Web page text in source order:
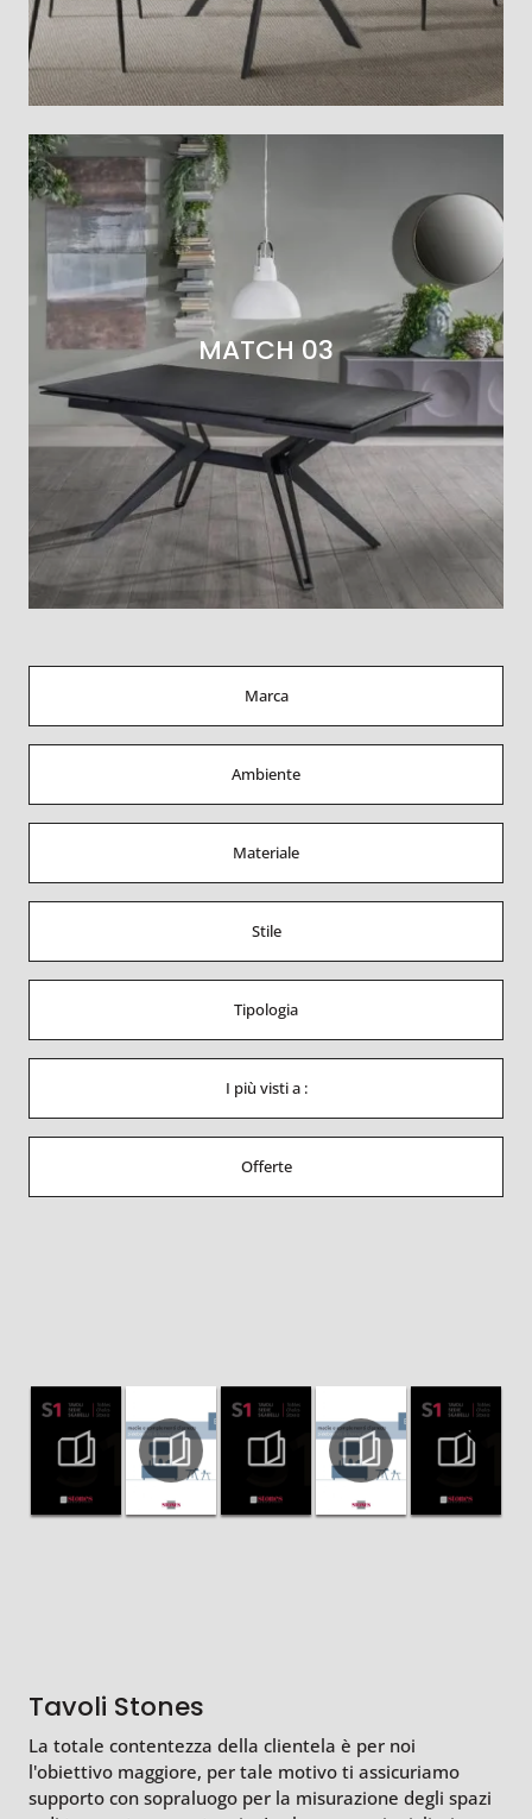
Marca
Ambiente
Materiale
Stile
Tipologia
I più visti a :
Offerte
MATCH 03
Tavoli Stones
La totale contentezza della clientela è per noi
l'obiettivo maggiore, per tale motivo ti assicuriamo
supporto con sopraluogo per la misurazione degli spazi